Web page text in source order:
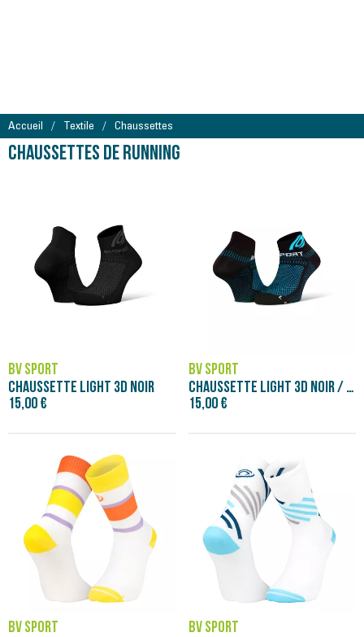
Accueil Textile Chaussettes
Chaussettes de running
BV SPORT
CHAUSSETTE LIGHT 3D NOIR
15,00 €
BV SPORT
CHAUSSETTE LIGHT 3D NOIR / BLEU
15,00 €
BV SPORT
BV SPORT